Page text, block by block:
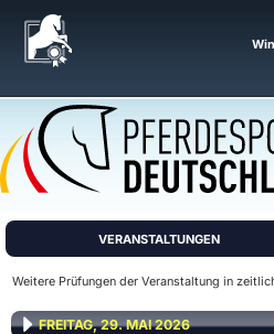
VERANSTALTUNGEN
Weitere Prüfungen der Veranstaltung in
FREITAG, 29. MAI 2026